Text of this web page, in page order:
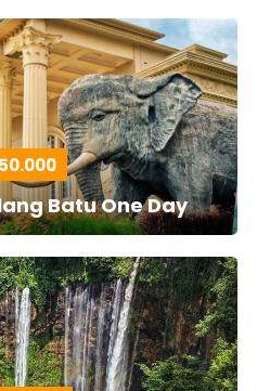
Batu One Day